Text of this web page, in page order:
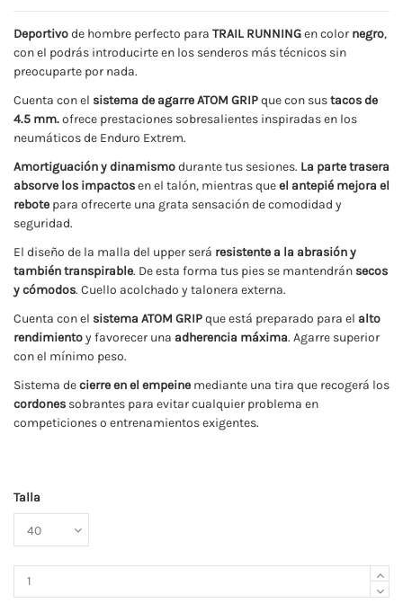
Deportivode hombre perfecto para TRAIL RUNNINGen color negro,
con el podrás introducirte en los senderos más técnicos sin
preocuparte por nada.
Cuenta con el sistema de agarre ATOM GRIPque con sustacos de
4.5 mm.ofrece prestaciones sobresalientes inspiradas en los
neumáticos de Enduro Extrem.
Amortiguación y dinamismodurante tus sesiones. La parte trasera
absorve los impactosen el talón, mientras queel antepié mejora el
rebote para ofrecerte una grata sensación de comodidad y
seguridad.
El diseño de la malla del upper será resistente a la abrasión y
también transpirable. De esta forma tus pies se mantendrán secos
y cómodos. Cuello acolchado y talonera externa.
Cuenta con el sistema ATOM GRIPque está preparado para el alto
rendimientoy favorecer una adherencia máxima. Agarre superior
con el mínimo peso.
Sistema decierre en el empeine mediante una tira que recogerá los
cordones sobrantes para evitar cualquier problema en
competiciones o entrenamientos exigentes.
Talla